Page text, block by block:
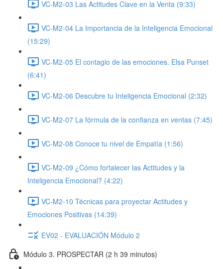
VC-M2-03 Las Actitudes Clave en la Venta (9:33)
VC-M2-04 La Importancia de la Inteligencia Emocional
(15:29)
VC-M2-05 El contagio de las emociones. Elsa Punset
(6:41)
VC-M2-06 Descubre tu Inteligencia Emocional (2:32)
VC-M2-07 La fórmula de la confianza en ventas (7:45)
VC-M2-08 Conoce tu nivel de Empatía (1:56)
VC-M2-09 ¿Cómo fortalecer las Actitudes y la
Inteligencia Emocional? (4:22)
VC-M2-10 Técnicas para proyectar Actitudes y
Emociones Positivas (14:39)
EV02 - EVALUACIÓN Módulo 2
Módulo 3. PROSPECTAR (2 h 39 minutos)